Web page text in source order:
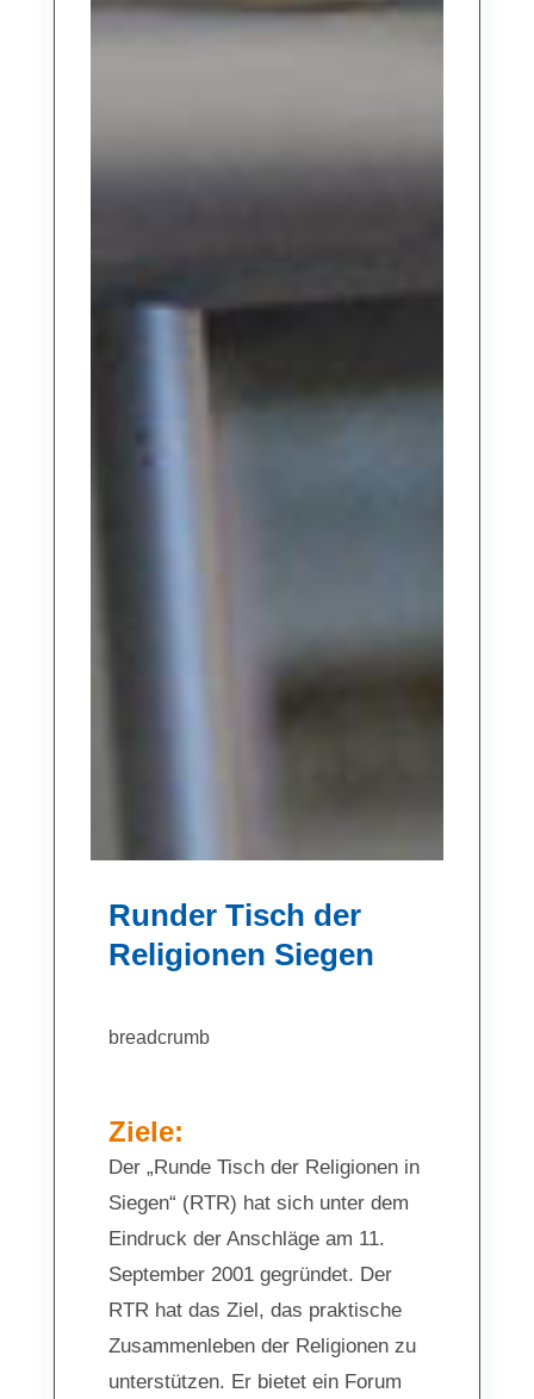
Runder Tisch der
Religionen Siegen
breadcrumb
Ziele:
Der „Runde Tisch der Religionen in
Siegen“ (RTR) hat sich unter dem
Eindruck der Anschläge am 11.
September 2001 gegründet. Der
RTR hat das Ziel, das praktische
Zusammenleben der Religionen zu
unterstützen. Er bietet ein Forum